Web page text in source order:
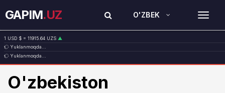
GAPIM.UZ O'ZBEK
1 USD $ = 11915.64 UZS ▲
1 EUR € = 13749.46 UZS
1 RUB ₽ = 146.19 UZS
1 CNY ¥ = 1765.52 UZS▲
Yuklanmoqda...
Yuklanmoqda...
O'zbekiston